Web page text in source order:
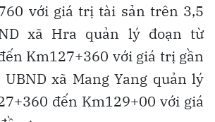
với giá trị tài sản trên 3,5
xã Hra quản lý đoạn từ
Km127+360 với giá trị gần
xã Mang Yang quản lý
đến Km129+00 với giá